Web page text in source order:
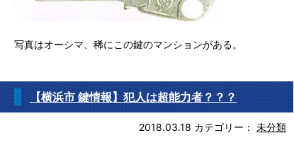
写真はオーシマ、稀にこの鍵のマンションがある。
【横浜市 鍵情報】犯人は超能力者？？？
2018.03.18 カテゴリー： 未分類